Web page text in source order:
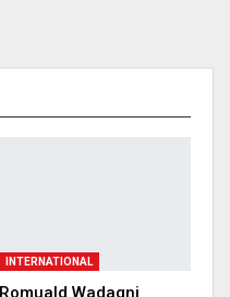
INTERNATIONAL
Romuald Wadagni